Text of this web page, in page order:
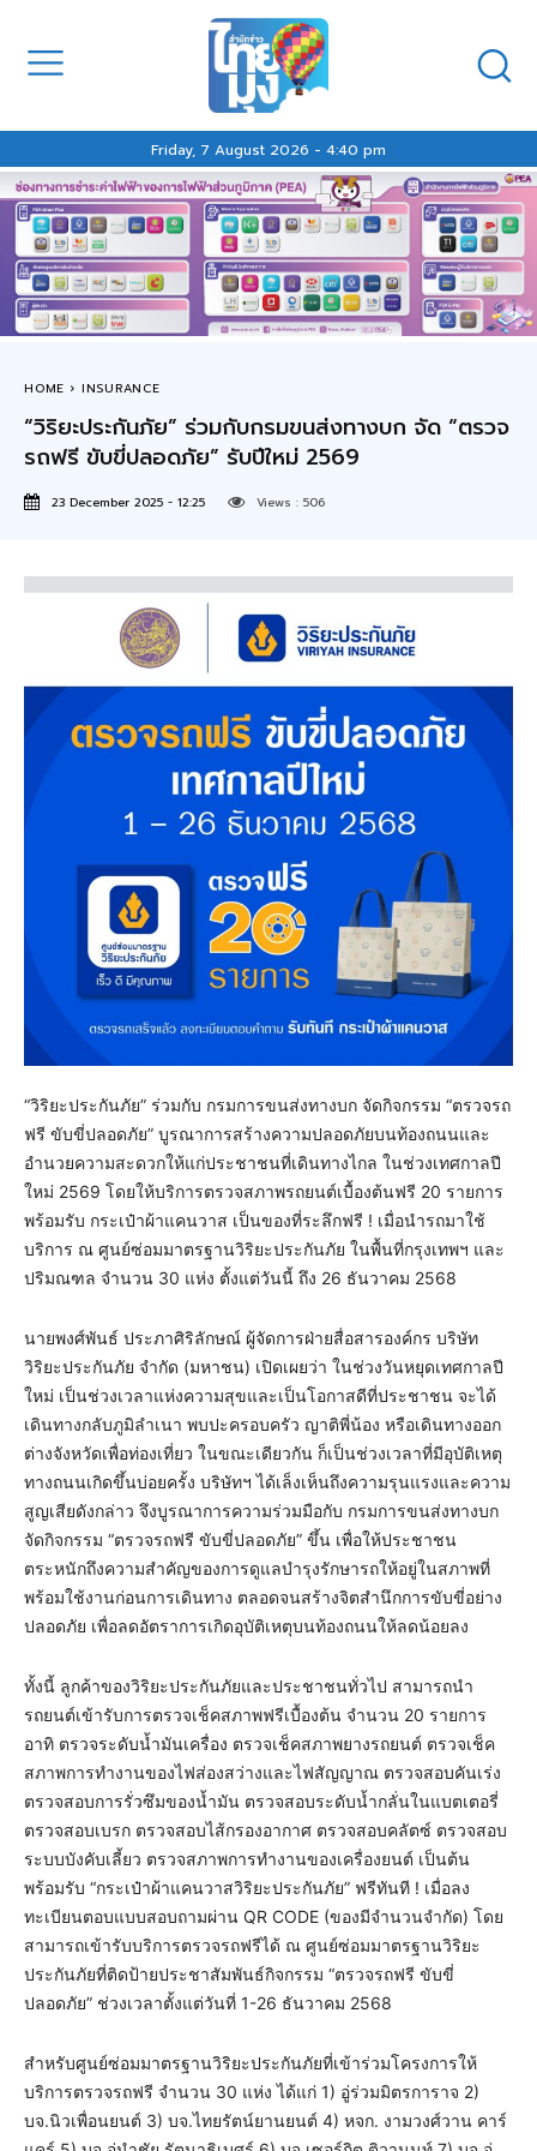
Friday, 7 August 2026 - 4:40 pm
HOME INSURANCE
“วิริยะประกันภัย” ร่วมกับกรมขนส่งทางบก จัด “ตรวจ
รถฟรี ขับขี่ปลอดภัย” รับปีใหม่ 2569
23 December 2025 - 12:25 Views : 506
“วิริยะประกันภัย” ร่วมกับ กรมการขนส่งทางบก จัดกิจกรรม “ตรวจรถ
ฟรี ขับขี่ปลอดภัย” บูรณาการสร้างความปลอดภัยบนท้องถนนและ
อำนวยความสะดวกให้แก่ประชาชนที่เดินทางไกล ในช่วงเทศกาลปี
ใหม่ 2569 โดยให้บริการตรวจสภาพรถยนต์เบื้องต้นฟรี 20 รายการ
พร้อมรับ กระเป๋าผ้าแคนวาส เป็นของที่ระลึกฟรี ! เมื่อนำรถมาใช้
บริการ ณ ศูนย์ซ่อมมาตรฐานวิริยะประกันภัย ในพื้นที่กรุงเทพฯ และ
ปริมณฑล จำนวน 30 แห่ง ตั้งแต่วันนี้ ถึง 26 ธันวาคม 2568
นายพงศ์พันธ์ ประภาศิริลักษณ์ ผู้จัดการฝ่ายสื่อสารองค์กร บริษัท
วิริยะประกันภัย จำกัด (มหาชน) เปิดเผยว่า ในช่วงวันหยุดเทศกาลปี
ใหม่ เป็นช่วงเวลาแห่งความสุขและเป็นโอกาสดีที่ประชาชน จะได้
เดินทางกลับภูมิลำเนา พบปะครอบครัว ญาติพี่น้อง หรือเดินทางออก
ต่างจังหวัดเพื่อท่องเที่ยว ในขณะเดียวกัน ก็เป็นช่วงเวลาที่มีอุบัติเหตุ
ทางถนนเกิดขึ้นบ่อยครั้ง บริษัทฯ ได้เล็งเห็นถึงความรุนแรงและความ
สูญเสียดังกล่าว จึงบูรณาการความร่วมมือกับ กรมการขนส่งทางบก
จัดกิจกรรม “ตรวจรถฟรี ขับขี่ปลอดภัย” ขึ้น เพื่อให้ประชาชน
ตระหนักถึงความสำคัญของการดูแลบำรุงรักษารถให้อยู่ในสภาพที่
พร้อมใช้งานก่อนการเดินทาง ตลอดจนสร้างจิตสำนึกการขับขี่อย่าง
ปลอดภัย เพื่อลดอัตราการเกิดอุบัติเหตุบนท้องถนนให้ลดน้อยลง
ทั้งนี้ ลูกค้าของวิริยะประกันภัยและประชาชนทั่วไป สามารถนำ
รถยนต์เข้ารับการตรวจเช็คสภาพฟรีเบื้องต้น จำนวน 20 รายการ
อาทิ ตรวจระดับน้ำมันเครื่อง ตรวจเช็คสภาพยางรถยนต์ ตรวจเช็ค
สภาพการทำงานของไฟส่องสว่างและไฟสัญญาณ ตรวจสอบคันเร่ง
ตรวจสอบการรั่วซึมของน้ำมัน ตรวจสอบระดับน้ำกลั่นในแบตเตอรี่
ตรวจสอบเบรก ตรวจสอบไส้กรองอากาศ ตรวจสอบคลัตซ์ ตรวจสอบ
ระบบบังคับเลี้ยว ตรวจสภาพการทำงานของเครื่องยนต์ เป็นต้น
พร้อมรับ “กระเป๋าผ้าแคนวาสวิริยะประกันภัย” ฟรีทันที ! เมื่อลง
ทะเบียนตอบแบบสอบถามผ่าน QR CODE (ของมีจำนวนจำกัด) โดย
สามารถเข้ารับบริการตรวจรถฟรีได้ ณ ศูนย์ซ่อมมาตรฐานวิริยะ
ประกันภัยที่ติดป้ายประชาสัมพันธ์กิจกรรม “ตรวจรถฟรี ขับขี่
ปลอดภัย” ช่วงเวลาตั้งแต่วันที่ 1-26 ธันวาคม 2568
สำหรับศูนย์ซ่อมมาตรฐานวิริยะประกันภัยที่เข้าร่วมโครงการให้
บริการตรวจรถฟรี จำนวน 30 แห่ง ได้แก่ 1) อู่ร่วมมิตรการาจ 2)
บจ.นิวเพื่อนยนต์ 3) บจ.ไทยรัตน์ยานยนต์ 4) หจก. งามวงศ์วาน คาร์